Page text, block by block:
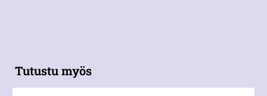
Tutustu myös